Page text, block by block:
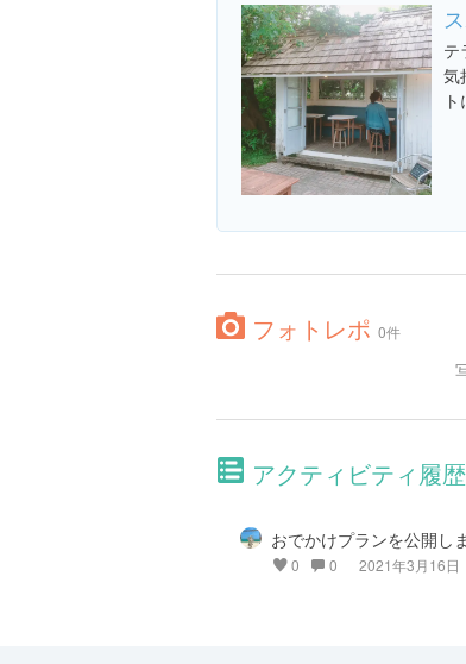
テ
気
フォトレポ 0件
アクティビティ履歴
おでかけプランを公開し
0 0 2021年3月16日